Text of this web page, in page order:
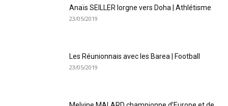
Anaïs SEILLER lorgne vers Doha | Athlétisme
23/05/2019
Les Réunionnais avec les Barea | Football
23/05/2019